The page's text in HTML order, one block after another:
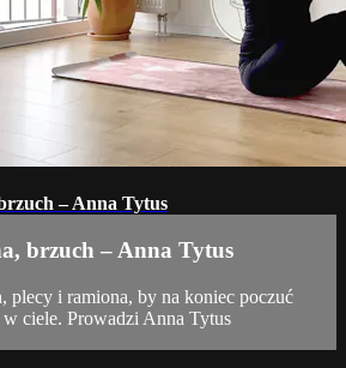
– Anna Tytus
brzuch – Anna Tytus
plecy i ramiona, by na koniec poczuć
w ciele. Prowadzi Anna Tytus